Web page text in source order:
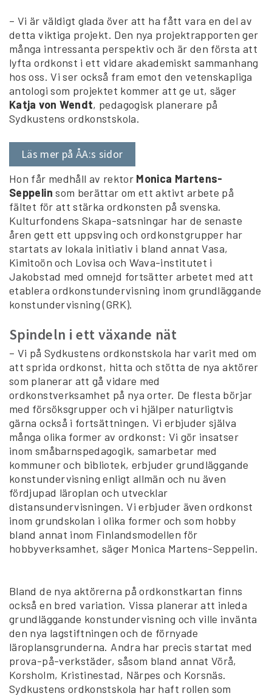
– Vi är väldigt glada över att ha fått vara en del av
detta viktiga projekt. Den nya projektrapporten ger
många intressanta perspektiv och är den första att
lyfta ordkonst i ett vidare akademiskt sammanhang
hos oss. Vi ser också fram emot den vetenskapliga
antologi som projektet kommer att ge ut, säger
Katja von Wendt, pedagogisk planerare på
Sydkustens ordkonstskola.
Läs mer på ÅA:s sidor
Hon får medhåll av rektor Monica Martens-
Seppelinsom berättar om ett aktivt arbete på
fältet för att stärka ordkonsten på svenska.
Kulturfondens Skapa-satsningar har de senaste
åren gett ett uppsving och ordkonstgrupper har
startats av lokala initiativ i bland annat Vasa,
Kimitoön och Lovisa och Wava-institutet i
Jakobstad med omnejd fortsätter arbetet med att
etablera ordkonstundervisning inom grundläggande
konstundervisning (GRK).
Spindeln i ett växande nät
– Vi på Sydkustens ordkonstskola har varit med om
att sprida ordkonst, hitta och stötta de nya aktörer
som planerar att gå vidare med
ordkonstverksamhet på nya orter. De flesta börjar
med försöksgrupper och vi hjälper naturligtvis
gärna också i fortsättningen. Vi erbjuder själva
många olika former av ordkonst: Vi gör insatser
inom småbarnspedagogik, samarbetar med
kommuner och bibliotek, erbjuder grundläggande
konstundervisning enligt allmän och nu även
fördjupad läroplan och utvecklar
distansundervisningen. Vi erbjuder även ordkonst
inom grundskolan i olika former och som hobby
bland annat inom Finlandsmodellen för
hobbyverksamhet, säger Monica Martens-Seppelin.
Bland de nya aktörerna på ordkonstkartan finns
också en bred variation. Vissa planerar att inleda
grundläggande konstundervisning och ville invänta
den nya lagstiftningen och de förnyade
läroplansgrunderna. Andra har precis startat med
prova-på-verkstäder, såsom bland annat Vörå,
Korsholm, Kristinestad, Närpes och Korsnäs.
Sydkustens ordkonstskola har haft rollen som